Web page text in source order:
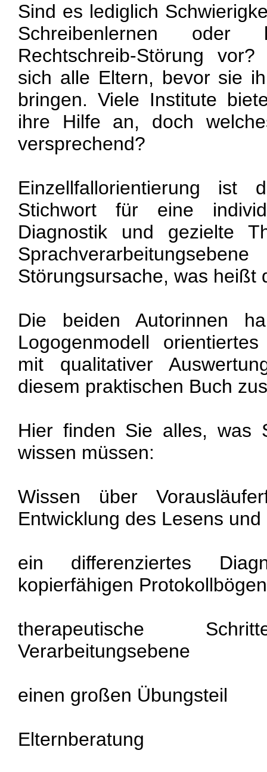
Sind es lediglich
Schreibenlernen
Rechtschreib-Störung
sich alle Eltern, bevor sie
bringen. Viele Institute
ihre Hilfe an, doch
versprechend?
Einzellfallorientierung ist
Stichwort für eine
Diagnostik und gezielte
Störungsursache, was heißt
Die beiden Autorinnen
Logogenmodell
mit qualitativer
diesem praktischen Buch
Hier finden Sie alles, was
wissen müssen:
Wissen über
Entwicklung des Lesens
ein differenziertes
kopierfähigen
therapeutische
Verarbeitungsebene
einen großen Übungsteil
Elternberatung